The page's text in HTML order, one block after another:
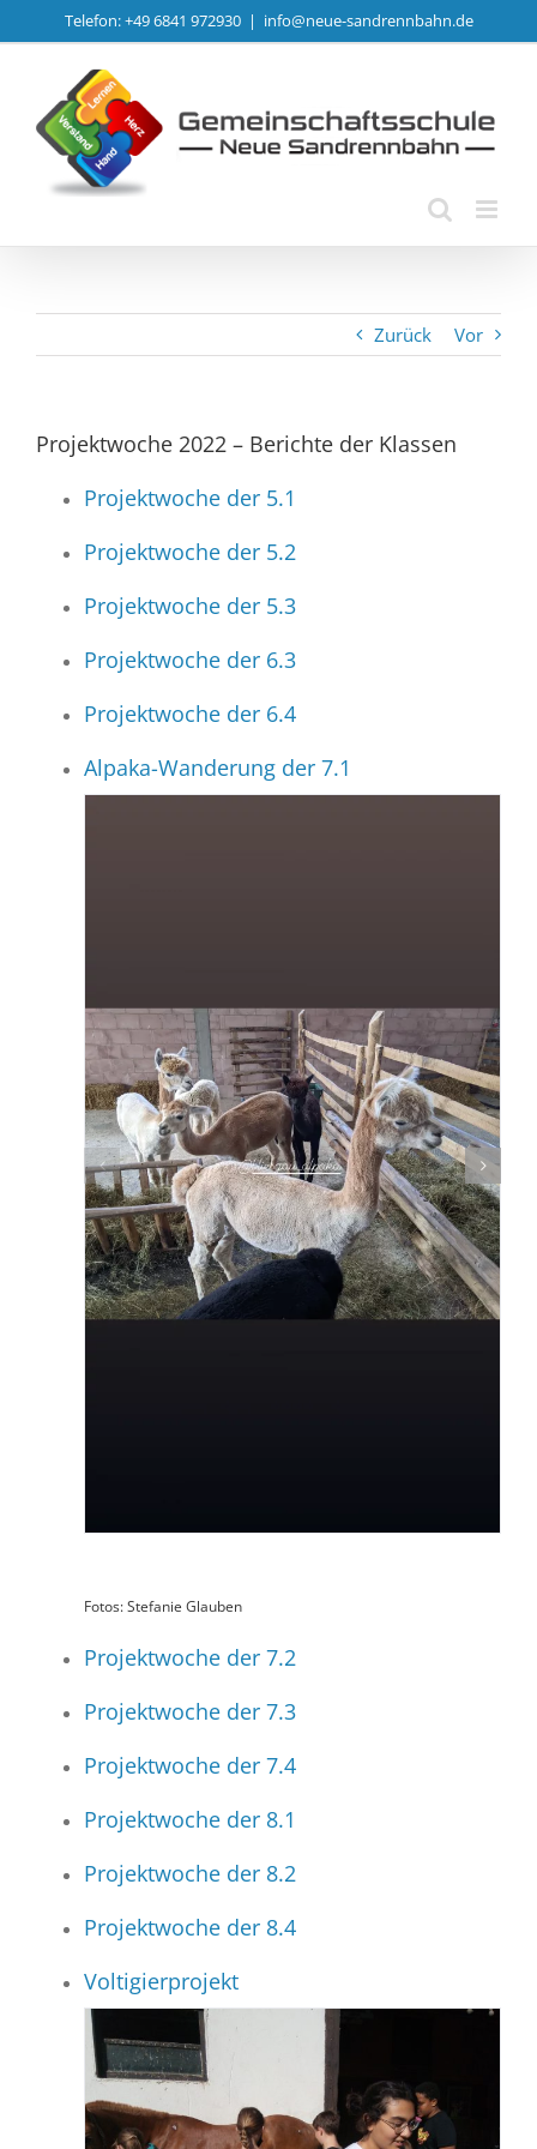
Inhalt
Telefon: +49 6841 972930 | info@neue-sandrennbahn.de
Zurück Vor
Projektwoche 2022 – Berichte der Klassen
Projektwoche der 5.1
Projektwoche der 5.2
Projektwoche der 5.3
Projektwoche der 6.3
Projektwoche der 6.4
Alpaka-Wanderung der 7.1
Fotos: Stefanie Glauben
Projektwoche der 7.2
Projektwoche der 7.3
Projektwoche der 7.4
Projektwoche der 8.1
Projektwoche der 8.2
Projektwoche der 8.4
Voltigierprojekt